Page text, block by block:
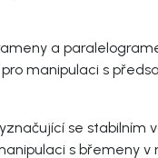
a
manipulaci s
se stabilním
s břemeny